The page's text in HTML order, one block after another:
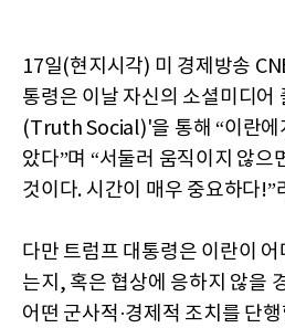
17일(현지시각) 미 경제방송
통령은 이날 자신의 소셜미디어
(Truth Social)'을 통해 “이란에
았다”며 “서둘러 움직이지 않으
것이다. 시간이 매우 중요하다!”
다만 트럼프 대통령은 이란이
는지, 혹은 협상에 응하지 않을
어떤 군사적·경제적 조치를 단